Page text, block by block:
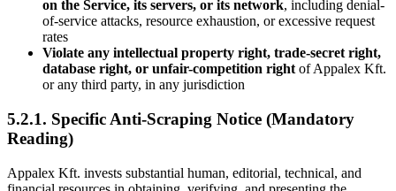
on the Service, its servers, or its network, including denial-
of-service attacks, resource exhaustion, or excessive request
rates
Violate any intellectual property right, trade-secret right,
database right, or unfair-competition right of Appalex Kft.
or any third party, in any jurisdiction
5.2.1. Specific Anti-Scraping Notice (Mandatory
Reading)
Appalex Kft. invests substantial human, editorial, technical, and